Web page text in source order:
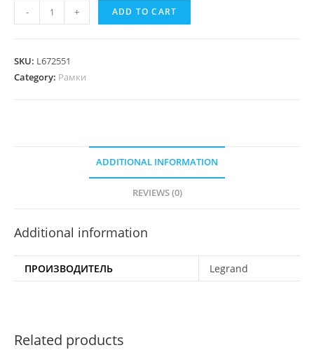
Рамка
Алюминий
quantity
- + ADD TO CART
SKU: L672551
Category: Рамки
ADDITIONAL INFORMATION
REVIEWS (0)
Additional information
ПРОИЗВОДИТЕЛЬ Legrand
Related products